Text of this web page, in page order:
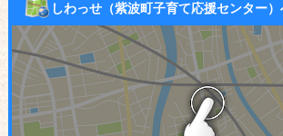
しわっせ（紫波町子育て応援センター